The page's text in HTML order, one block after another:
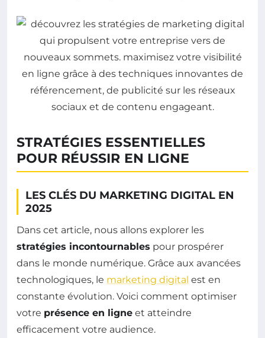
STRATÉGIES ESSENTIELLES
POUR RÉUSSIR EN LIGNE
LES CLÉS DU MARKETING DIGITAL EN
2025
Dans cet article, nous allons explorer les
stratégies incontournables pour prospérer
dans le monde numérique. Grâce aux avancées
technologiques, le marketing digital est en
constante évolution. Voici comment optimiser
votre présence en ligne et atteindre
efficacement votre audience.